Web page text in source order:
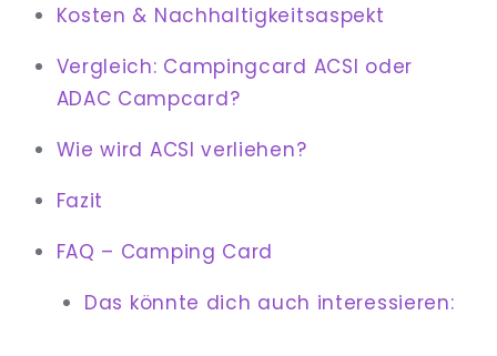
Kosten & Nachhaltigkeitsaspekt
Vergleich: Campingcard ACSI oder
ADAC Campcard?
Wie wird ACSI verliehen?
Fazit
FAQ – Camping Card
Das könnte dich auch interessieren: